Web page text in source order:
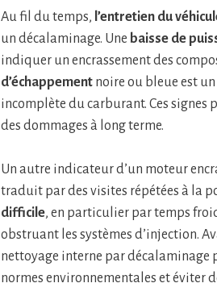
Au fil du temps, l’entretien du
un décalaminage. Une baisse de
indiquer un encrassement des
d’échappement noire ou bleue est
incomplète du carburant. Ces
des dommages à long terme.
Un autre indicateur d’un moteur
traduit par des visites répétées à la
difficile, en particulier par temps
obstruant les systèmes d’injection.
nettoyage interne par
normes environnementales et éviter